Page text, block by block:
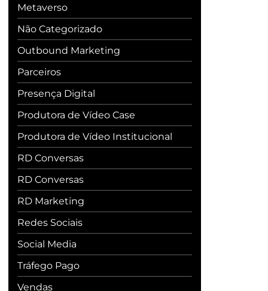
Metaverso
Não Categorizado
Outbound Marketing
Parceiros
Presença Digital
Produtora de Vídeo Case
Produtora de Vídeo Institucional
RD Conversas
RD Conversas
RD Marketing
Redes Sociais
Social Media
Tráfego Pago
Vendas